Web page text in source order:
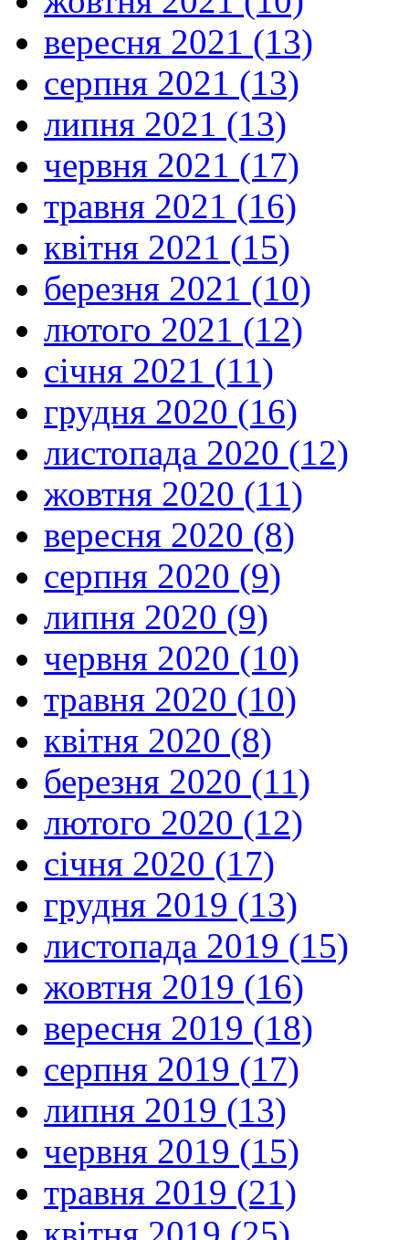
вересня 2021 (13)
серпня 2021 (13)
липня 2021 (13)
червня 2021 (17)
травня 2021 (16)
квітня 2021 (15)
березня 2021 (10)
лютого 2021 (12)
січня 2021 (11)
грудня 2020 (16)
листопада 2020 (12)
жовтня 2020 (11)
вересня 2020 (8)
серпня 2020 (9)
липня 2020 (9)
червня 2020 (10)
травня 2020 (10)
квітня 2020 (8)
березня 2020 (11)
лютого 2020 (12)
січня 2020 (17)
грудня 2019 (13)
листопада 2019 (15)
жовтня 2019 (16)
вересня 2019 (18)
серпня 2019 (17)
липня 2019 (13)
червня 2019 (15)
травня 2019 (21)